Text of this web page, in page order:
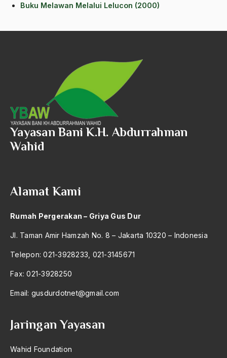
Buku Melawan Melalui Lelucon (2000)
Amir Syakib Arsalan
Andi Mallarangeng
Andre Gide
Angkatan Laut AS
Anti Kekerasan
Anti Klimak
Anti-Kekerasan
António de Oliveira Salazar
Antonio Gramsci
Yayasan Bani K.H. Abdurrahman
Wahid
Alamat Kami
Rumah Pergerakan – Griya Gus Dur
Jl. Taman Amir Hamzah No. 8 – Jakarta 10320 – Indonesia
Telepon: 021-3928233, 021-3145671
Fax: 021-3928250
Email: gusdurdotnet@gmail.com
Jaringan Yayasan
Wahid Foundation